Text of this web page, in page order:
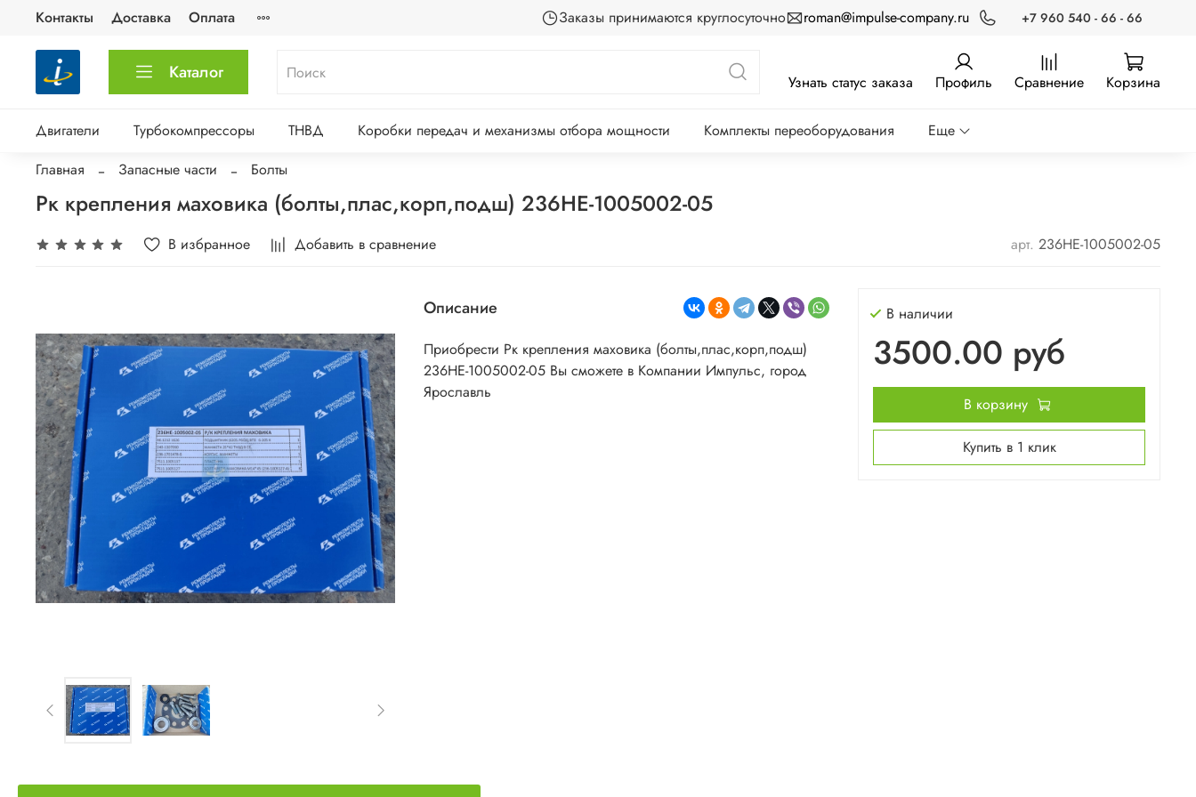
Контакты Доставка Оплата Заказы принимаются круглосуточно roman@impulse-company.ru +7 960 540 - 66 - 66
Каталог Узнать статус заказа Профиль Сравнение Корзина
Двигатели Турбокомпрессоры ТНВД Коробки передач и механизмы отбора мощности Комплекты переоборудования
Еще
Главная
Запасные части Болты
Рк крепления маховика (болты,плас,корп,подш) 236НЕ-1005002-05
В избранное Добавить в сравнение арт. 236НЕ-1005002-05
Описание
Приобрести Рк крепления маховика (болты,плас,корп,подш)
236НЕ-1005002-05 Вы сможете в Компании Импульс, город
Ярославль
В наличии
3500.00 руб
В корзину
Купить в 1 клик